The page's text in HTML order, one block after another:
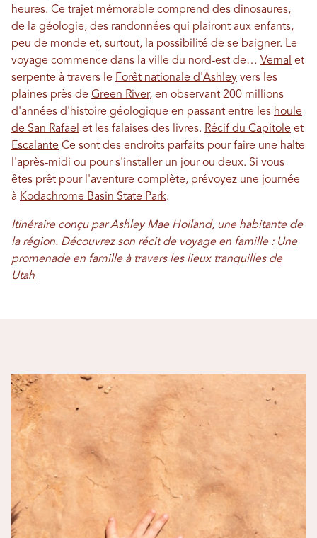
heures. Ce trajet mémorable comprend des dinosaures,
de la géologie, des randonnées qui plairont aux enfants,
peu de monde et, surtout, la possibilité de se baigner. Le
voyage commence dans la ville du nord-est de… Vernal et
serpente à travers le Forêt nationale d'Ashley vers les
plaines près de Green River, en observant 200 millions
d'années d'histoire géologique en passant entre les houle
de San Rafael et les falaises des livres. Récif du Capitole et
Escalante Ce sont des endroits parfaits pour faire une halte
l'après-midi ou pour s'installer un jour ou deux. Si vous
êtes prêt pour l'aventure complète, prévoyez une journée
à Kodachrome Basin State Park.
Itinéraire conçu par Ashley Mae Hoiland, une habitante de
la région. Découvrez son récit de voyage en famille : Une
promenade en famille à travers les lieux tranquilles de
Utah